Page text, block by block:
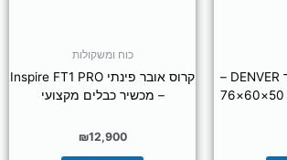
ארגז קרוספיט מרופד DENVER –
קופסה פליאומטרית 50×60×76
כוח ומשקולות
קרוס אובר פינתי Inspire FT1 PRO
– מכשיר כבלים מקצועי
₪12,900